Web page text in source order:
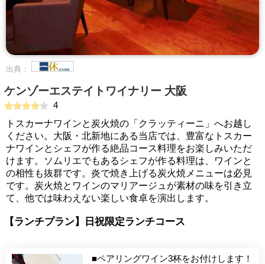
出典：
ケンゾーエステイトワイナリー 大阪
4
トスカーナワインと炭火焼の「クラッティーニ」へお越し
ください。大阪・北新地にある当店では、豊富なトスカー
ナワインとシェフが作る絶品コース料理をお楽しみいただ
けます。ソムリエでもあるシェフが作る料理は、ワインと
の相性も抜群です。炎で焼き上げる炭火焼メニューは必見
です。炭火焼とワインのマリアージュが素材の味を引き立
て、他では味わえない楽しい食卓を演出します。
【ランチプラン】日祝限定ランチコース
■ペアリングワイン3杯をお付けします！